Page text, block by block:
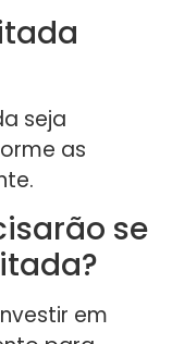
seja
as
se
em